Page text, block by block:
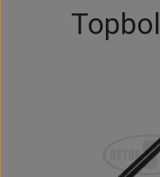
PROJEKTER
TEKNISK DATA